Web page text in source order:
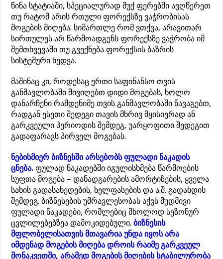
წინა სტატიაში, სპეციალურად მუქ ფერებში ავღწერეთ
თუ რატომ არის რთული ფორექსზე ვაჭრობისას
მოგების მიღება. სიმართლე რომ ვთქვა, არავითარ
სირთულეს არ წარმოადგენს ფორექსზე ვაჭრობა იმ
შემთხვევაში თუ გვექნება ფორექსის ბაზრის
სისტემური ხედვა.
მაშინაც კი, როდესაც ერთი საფინანსო თვის
განმავლობაში მივიღებთ დიდი მოგებას, ხოლო
დანარჩენი რამდენიმე თვის განმავლობაში წავაგებთ,
რადგან ესეთი შედეგი თავის მხრივ მყისიერად ან
გარკვეული პერიოდის შემდეგ, უარყოფითი შედეგით
გადაფარავს პირველ მოგებას.
ნებისმიერ ბიზნესში არსებობს ფულადი ნაკადის
ცნება. ფულად ნაკადებში იგულისხმება წარმოების
სუფთა მოგება – დანადგარების ამორტიზების, ყველა
სახის გადასახედების, ხელფასების და ა.შ. გადახდის
შემდეგ. ბიზნესების უმრავლესობას აქვს მუდმივი
ფულადი ნაკადები, რომლებიც მხოლოდ სეზონურ
ცვლილებებზეა დამოკიდებული.ბიზნესის
მფლობელისათვის მთავარია უნდა იყოს არა
იმდენად მოგების მიღება დროის რაიმე გარკვეულ
მონაკვეთში, არამედ მოგების მიღების სტაბილურობა